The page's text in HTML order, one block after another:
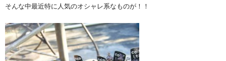
そんな中最近特に人気のオシャレ系なものが！！